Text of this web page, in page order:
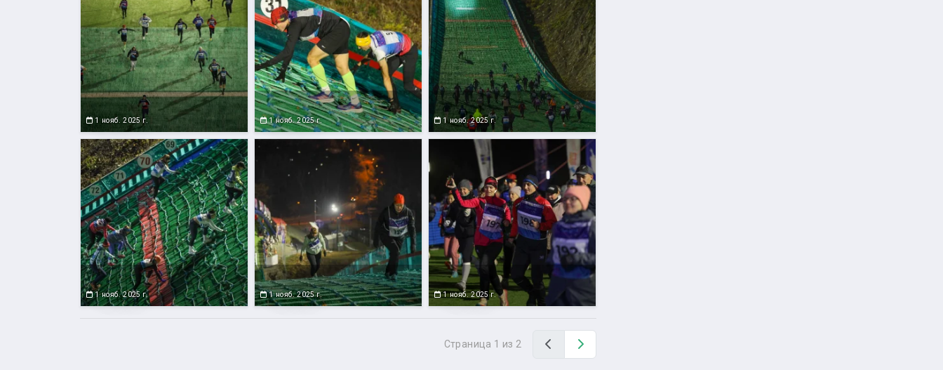
1 нояб. 2025 г. 1 нояб. 2025 г. 1 нояб. 2025 г.
1 нояб. 2025 г. 1 нояб. 2025 г. 1 нояб. 2025 г.
Страница 1 из 2 Назад